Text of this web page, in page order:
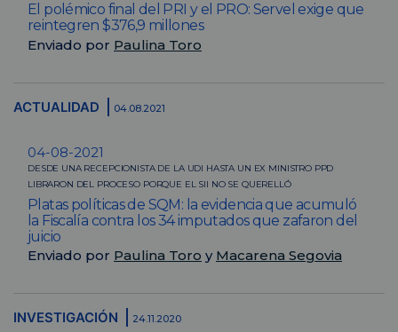
El polémico final del PRI y el PRO: Servel exige que
reintegren $376,9 millones
Enviado por Paulina Toro
ACTUALIDAD 04.08.2021
04-08-2021
DESDE UNA RECEPCIONISTA DE LA UDI HASTA UN EX MINISTRO PPD
LIBRARON DEL PROCESO PORQUE EL SII NO SE QUERELLÓ
Platas políticas de SQM: la evidencia que acumuló
la Fiscalía contra los 34 imputados que zafaron del
juicio
Enviado por Paulina Toro y Macarena Segovia
INVESTIGACIÓN 24.11.2020